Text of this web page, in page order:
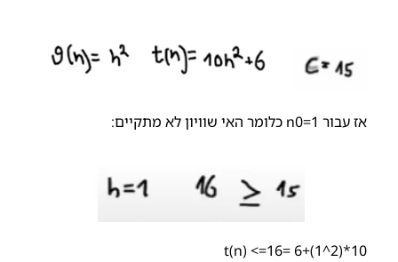
אז עבור 1=n0 כלומר האי שוויון לא מתקיים:
10*(2^1)+6 =16=> t(n)